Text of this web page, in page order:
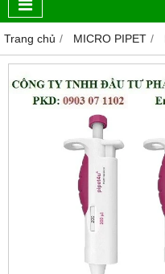
Trang chủ MICRO PIPET